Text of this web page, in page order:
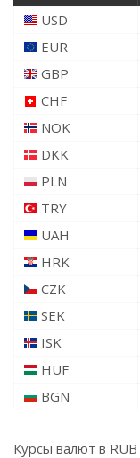
USD
EUR
GBP
CHF
NOK
DKK
PLN
TRY
UAH
HRK
CZK
SEK
ISK
HUF
BGN
Курсы валют в RUB